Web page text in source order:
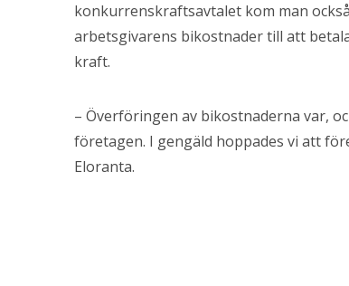
konkurrenskraftsavtalet kom man
arbetsgivarens bikostnader till att
kraft.
– Överföringen av bikostnaderna var,
företagen. I gengäld hoppades vi att
Eloranta.